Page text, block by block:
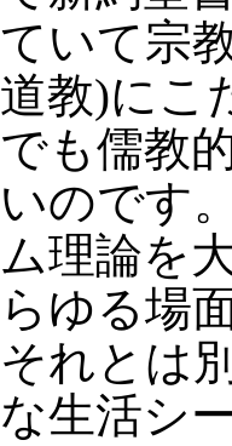
ていて宗
道教)にこ
でも儒教
いのです
ム理論を
らゆる場
それとは
な生活シ